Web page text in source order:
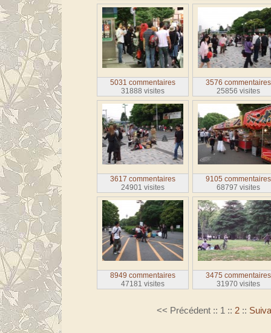
5031 commentaires
31888 visites
3576 commentaires
25856 visites
3617 commentaires
24901 visites
9105 commentaires
68797 visites
8949 commentaires
47181 visites
3475 commentaires
31970 visites
<< Précédent :: 1 :: 2 ::